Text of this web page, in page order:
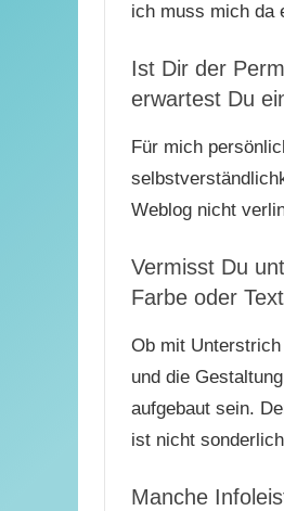
ich muss mich da
Ist Dir der
erwartest Du
Für mich
Weblog nicht
Vermisst Du
Farbe oder
Ob mit
und die
aufgebaut sein.
ist nicht
Manche